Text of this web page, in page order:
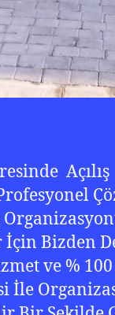
Açılış
Bizden
ve %
İle